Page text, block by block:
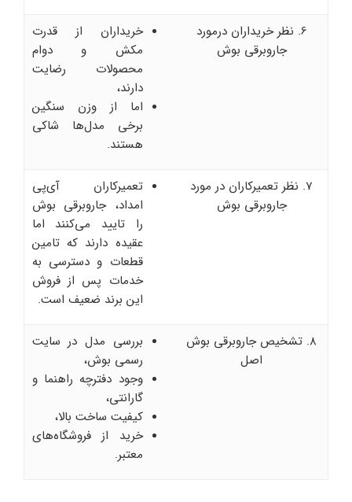
6. نظر خریداران درمورد
جاروبرقی بوش
خریداران از قدرت
مکش و دوام
محصولات رضایت
دارند،
اما از وزن سنگین
برخی مدل‌ها شاکی
هستند.
7. نظر تعمیرکاران در مورد
جاروبرقی بوش
تعمیرکاران آی‌پی
امداد، جاروبرقی بوش
را تایید می‌کنند اما
عقیده دارند که تامین
قطعات و دسترسی به
خدمات پس از فروش
این برند ضعیف است.
8. تشخیص جاروبرقی بوش
اصل
بررسی مدل در سایت
رسمی بوش،
وجود دفترچه راهنما و
گارانتی،
کیفیت ساخت بالا،
خرید از فروشگاه‌های
معتبر.